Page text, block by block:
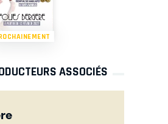
ASSOCIÉS